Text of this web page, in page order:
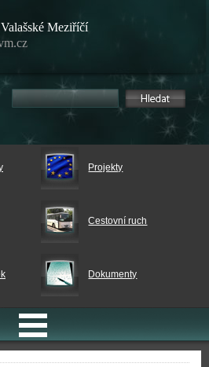
Meziříčí
Projekty
Cestovní ruch
Dokumenty